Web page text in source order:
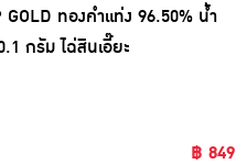
GOLD ทองคำแท่ง 96.50% น้ำ
กรัม ไฉ่สินเอี๊ยะ
฿ 849